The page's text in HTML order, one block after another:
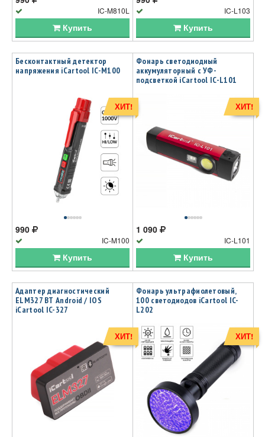
IC-M810L
Купить
IC-L103
Купить
Бесконтактный детектор
напряжения iCartool IC-M100
990
IC-M100
Купить
ХИТ!
Фонарь светодиодный
аккумуляторный с УФ-
подсветкой iCartool IC-L101
1 090
IC-L101
Купить
ХИТ!
Адаптер диагностический
ELM327 BT Android / IOS
iCartool IC-327
ХИТ!
Фонарь ультрафиолетовый,
100 светодиодов iCartool IC-
L202
ХИТ!